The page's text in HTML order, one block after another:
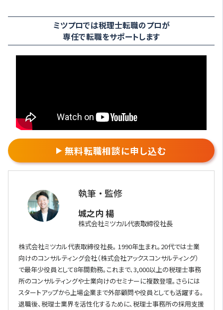
ミツプロでは税理士転職のプロが
専任で転職をサポートします
無料転職相談に申し込む
執筆 ・ 監修
城之内 楊
株式会社ミツカル代表取締役社長
株式会社ミツカル代表取締役社長。 1990年生まれ。20代では士業
向けのコンサルティング会社（株式会社アックスコンサルティング）
で最年少役員として8年間勤務。これまで、3,000以上の税理士事務
所のコンサルティングや士業向けのセミナーに複数登壇。さらには
スタートアップから上場企業まで外部顧問や役員としても活躍する。
退職後、税理士業界を活性化するために、税理士事務所の採用支援